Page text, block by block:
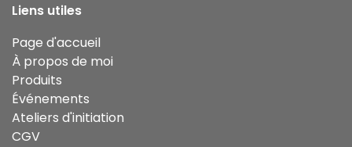
Liens utiles
Page d'accueil
À propos de moi
Produits
Événements
Ateliers d'initiation
CGV